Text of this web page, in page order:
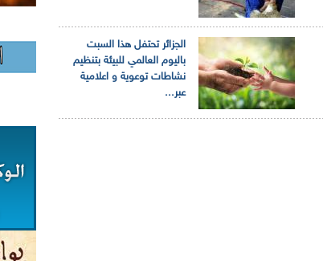
الجزائر تحتفل هذا السبت
باليوم العالمي للبيئة بتنظيم
نشاطات توعوية و اعلامية
عبر...